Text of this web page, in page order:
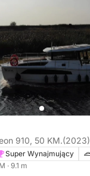
910, 50 KM.(2023)
Super Wynajmujący
· 9.1 m